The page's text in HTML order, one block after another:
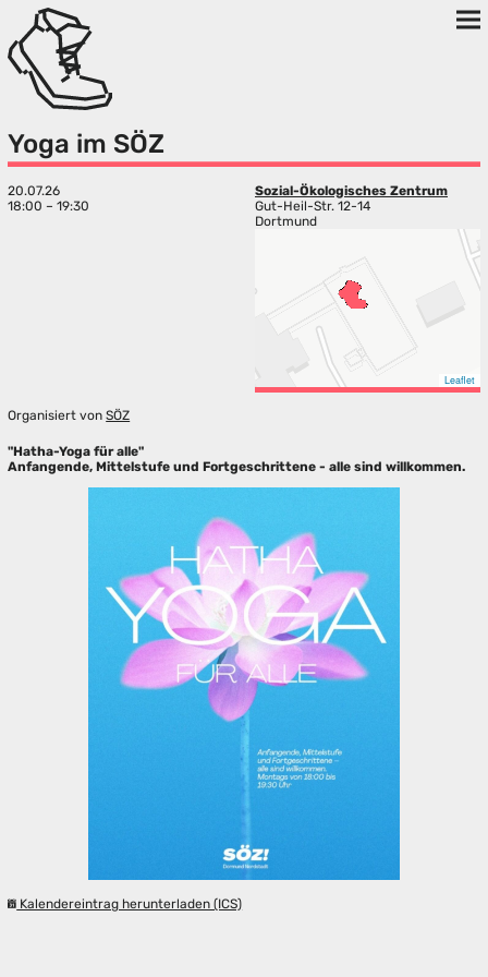
Yoga im SÖZ
20.07.26
18:00 – 19:30
Sozial-Ökologisches Zentrum
Gut-Heil-Str. 12-14
Dortmund
Leaflet
Organisiert vonSÖZ
"Hatha-Yoga für alle"
Anfangende, Mittelstufe und Fortgeschrittene - alle sind willkommen.
Kalendereintrag herunterladen (ICS)